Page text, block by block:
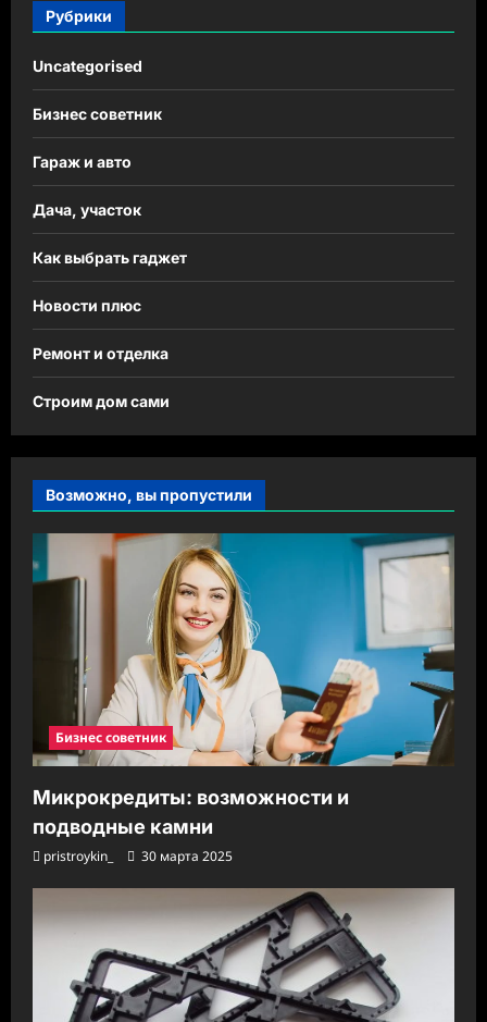
Рубрики
Uncategorised
Бизнес советник
Гараж и авто
Дача, участок
Как выбрать гаджет
Новости плюс
Ремонт и отделка
Строим дом сами
Возможно, вы пропустили
Бизнес советник
Микрокредиты: возможности и
подводные камни
pristroykin_ 30 марта 2025